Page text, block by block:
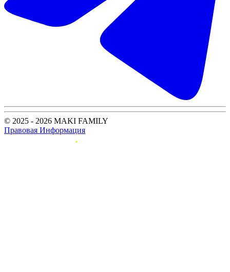
© 2025 - 2026 MAKI FAMILY
Правовая Информация